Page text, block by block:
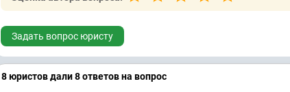
Задать вопрос юристу
8 юристов дали 8 ответов на вопрос